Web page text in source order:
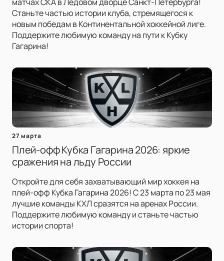
Станьте частью истории клуба, стремящегося к
новым победам в Континентальной хоккейной лиге.
Поддержите любимую команду на пути к Кубку
Гагарина!
27 марта
Плей-офф Кубка Гагарина 2026: яркие
сражения на льду России
Откройте для себя захватывающий мир хоккея на
плей-офф Кубка Гагарина 2026! С 23 марта по 23 мая
лучшие команды КХЛ сразятся на аренах России.
Поддержите любимую команду и станьте частью
истории спорта!